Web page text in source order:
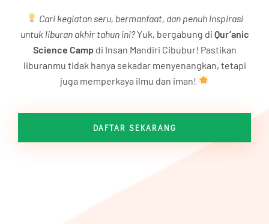
Cari kegiatan seru, bermanfaat, dan penuh inspirasi
untuk liburan akhir tahun ini?Yuk, bergabung di Qur’anic
Science Campdi Insan Mandiri Cibubur! Pastikan
liburanmu tidak hanya sekadar menyenangkan, tetapi
juga memperkaya ilmu dan iman!
DAFTAR SEKARANG